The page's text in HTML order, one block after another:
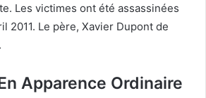
Les victimes ont été assassinées
2011. Le père, Xavier Dupont de
Apparence Ordinaire